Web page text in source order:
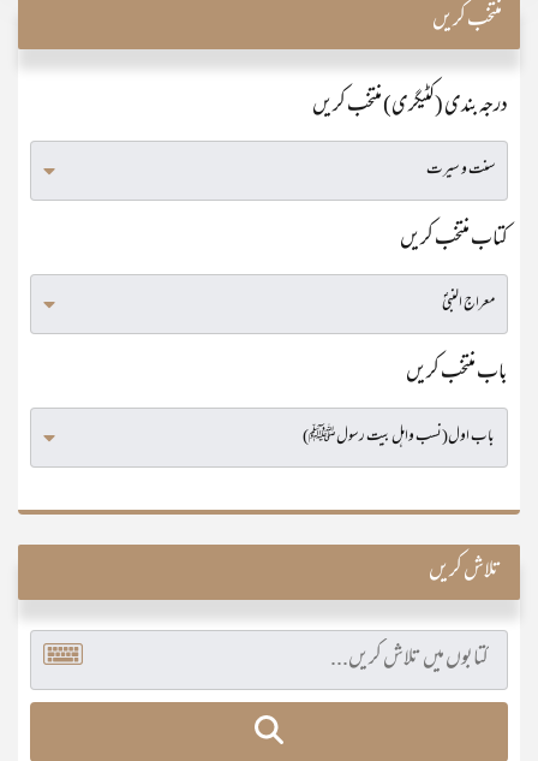
منتخب کریں
درجہ بندی (کٹیگری) منتخب کریں
کتاب منتخب کریں
باب منتخب کریں
تلاش کریں